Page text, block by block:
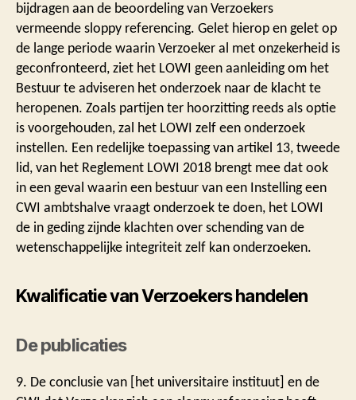
bijdragen aan de beoordeling van Verzoekers
vermeende sloppy referencing. Gelet hierop en gelet op
de lange periode waarin Verzoeker al met onzekerheid is
geconfronteerd, ziet het LOWI geen aanleiding om het
Bestuur te adviseren het onderzoek naar de klacht te
heropenen. Zoals partijen ter hoorzitting reeds als optie
is voorgehouden, zal het LOWI zelf een onderzoek
instellen. Een redelijke toepassing van artikel 13, tweede
lid, van het Reglement LOWI 2018 brengt mee dat ook
in een geval waarin een bestuur van een Instelling een
CWI ambtshalve vraagt onderzoek te doen, het LOWI
de in geding zijnde klachten over schending van de
wetenschappelijke integriteit zelf kan onderzoeken.
Kwalificatie van Verzoekers handelen
De publicaties
9. De conclusie van [het universitaire instituut] en de